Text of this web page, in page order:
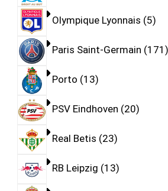
Olympique Lyonnais 5
Paris Saint-Germain 171
Porto 13
PSV Eindhoven 20
Real Betis 23
RB Leipzig 13